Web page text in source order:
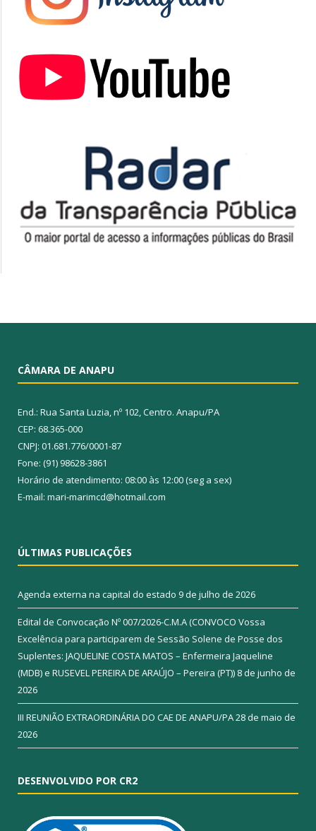
CÂMARA DE ANAPU
End.: Rua Santa Luzia, nº 102, Centro. Anapu/PA
CEP: 68.365-000
CNPJ: 01.681.776/0001-87
Fone: (91) 98628-3861
Horário de atendimento: 08:00 às 12:00 (seg a sex)
E-mail: mari-marimcd@hotmail.com
ÚLTIMAS PUBLICAÇÕES
Agenda externa na capital do estado 9 de julho de 2026
Edital de Convocação Nº 007/2026-C.M.A (CONVOCO Vossa
Excelência para participarem de Sessão Solene de Posse dos
Suplentes: JAQUELINE COSTA MATOS – Enfermeira Jaqueline
(MDB) e RUSEVEL PEREIRA DE ARAÚJO – Pereira (PT)) 8 de junho de
2026
III REUNIÃO EXTRAORDINÁRIA DO CAE DE ANAPU/PA28 de maio de
2026
DESENVOLVIDO POR CR2